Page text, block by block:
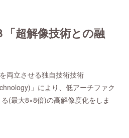
超解像技術との融
両立させる独自技術技術
」により、低アーチファク
(最大8×8倍)の高解像度化をしま